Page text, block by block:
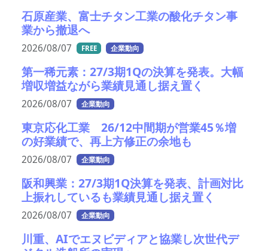
石原産業、富士チタン工業の酸化チタン事
業から撤退へ
2026/08/07 FREE 企業動向
第一稀元素：27/3期1Qの決算を発表。大幅
増収増益ながら業績見通し据え置く
2026/08/07 企業動向
東京応化工業 26/12中間期が営業45％増
の好業績で、再上方修正の余地も
2026/08/07 企業動向
阪和興業：27/3期1Q決算を発表、計画対比
上振れしているも業績見通し据え置く
2026/08/07 企業動向
川重、AIでエヌビディアと協業し次世代デ